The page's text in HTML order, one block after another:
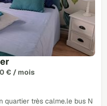
€ / mois
quartier très calme.le bus N